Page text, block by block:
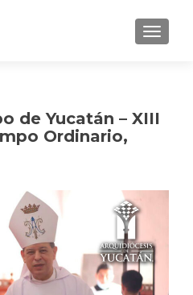
MENU
de Yucatán – XIII
Ordinario,